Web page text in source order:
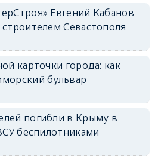
Евгений Кабанов
Севастополя
карточки города: как
бульвар
погибли в Крыму в
беспилотниками